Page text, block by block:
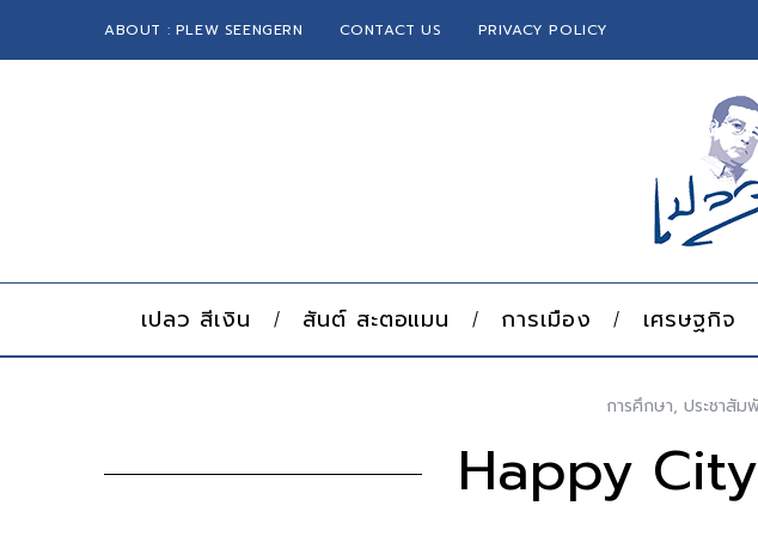
ABOUT : PLEW SEENGERN CONTACT US PRIVACY POLICY
เปลว สีเงิน สันต์ สะตอแมน การเมือง เศรษฐกิจ
การศึกษา, ประชาสัม
Happy